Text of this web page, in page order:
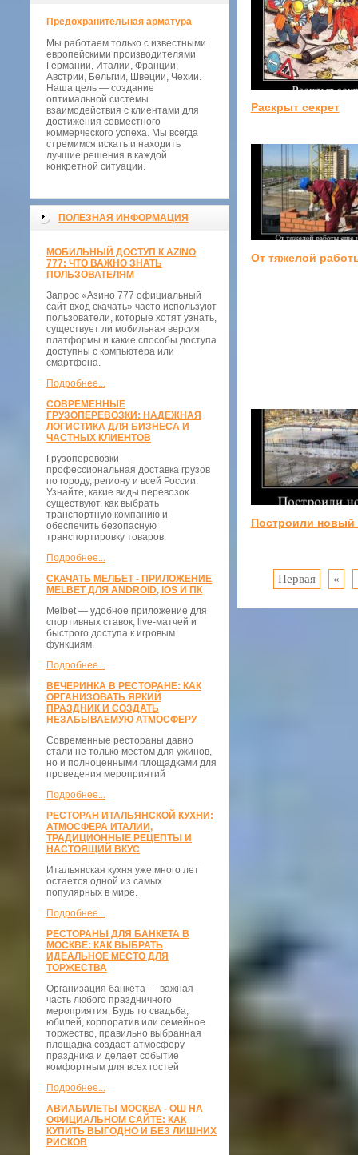
Предохранительная арматура
Мы работаем только с известными
европейскими производителями
Германии, Италии, Франции,
Австрии, Бельгии, Швеции, Чехии.
Наша цель — создание
оптимальной системы
взаимодействия с клиентами для
достижения совместного
коммерческого успеха. Мы всегда
стремимся искать и находить
лучшие решения в каждой
конкретной ситуации.
ПОЛЕЗНАЯ ИНФОРМАЦИЯ
МОБИЛЬНЫЙ ДОСТУП К AZINO
777: ЧТО ВАЖНО ЗНАТЬ
ПОЛЬЗОВАТЕЛЯМ
Запрос «Азино 777 официальный
сайт вход скачать» часто используют
пользователи, которые хотят узнать,
существует ли мобильная версия
платформы и какие способы доступа
доступны с компьютера или
смартфона.
Подробнее...
СОВРЕМЕННЫЕ
ГРУЗОПЕРЕВОЗКИ: НАДЕЖНАЯ
ЛОГИСТИКА ДЛЯ БИЗНЕСА И
ЧАСТНЫХ КЛИЕНТОВ
Грузоперевозки —
профессиональная доставка грузов
по городу, региону и всей России.
Узнайте, какие виды перевозок
существуют, как выбрать
транспортную компанию и
обеспечить безопасную
транспортировку товаров.
Подробнее...
СКАЧАТЬ МЕЛБЕТ - ПРИЛОЖЕНИЕ
MELBET ДЛЯ ANDROID, IOS И ПК
Melbet — удобное приложение для
спортивных ставок, live-матчей и
быстрого доступа к игровым
функциям.
Подробнее...
ВЕЧЕРИНКА В РЕСТОРАНЕ: КАК
ОРГАНИЗОВАТЬ ЯРКИЙ
ПРАЗДНИК И СОЗДАТЬ
НЕЗАБЫВАЕМУЮ АТМОСФЕРУ
Современные рестораны давно
стали не только местом для ужинов,
но и полноценными площадками для
проведения мероприятий
Подробнее...
РЕСТОРАН ИТАЛЬЯНСКОЙ КУХНИ:
АТМОСФЕРА ИТАЛИИ,
ТРАДИЦИОННЫЕ РЕЦЕПТЫ И
НАСТОЯЩИЙ ВКУС
Итальянская кухня уже много лет
остается одной из самых
популярных в мире.
Подробнее...
РЕСТОРАНЫ ДЛЯ БАНКЕТА В
МОСКВЕ: КАК ВЫБРАТЬ
ИДЕАЛЬНОЕ МЕСТО ДЛЯ
ТОРЖЕСТВА
Организация банкета — важная
часть любого праздничного
мероприятия. Будь то свадьба,
юбилей, корпоратив или семейное
торжество, правильно выбранная
площадка создает атмосферу
праздника и делает событие
комфортным для всех гостей
Подробнее...
АВИАБИЛЕТЫ МОСКВА - ОШ НА
ОФИЦИАЛЬНОМ САЙТЕ: КАК
КУПИТЬ ВЫГОДНО И БЕЗ ЛИШНИХ
РИСКОВ
Раскрыт секрет
От тяжелой
Построили новый
Первая «